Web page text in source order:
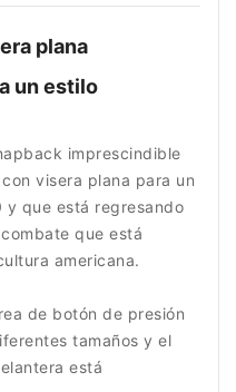
plana
un estilo
imprescindible
visera plana para un
y que está regresando
que está
americana.
de botón de presión
tamaños y el
está